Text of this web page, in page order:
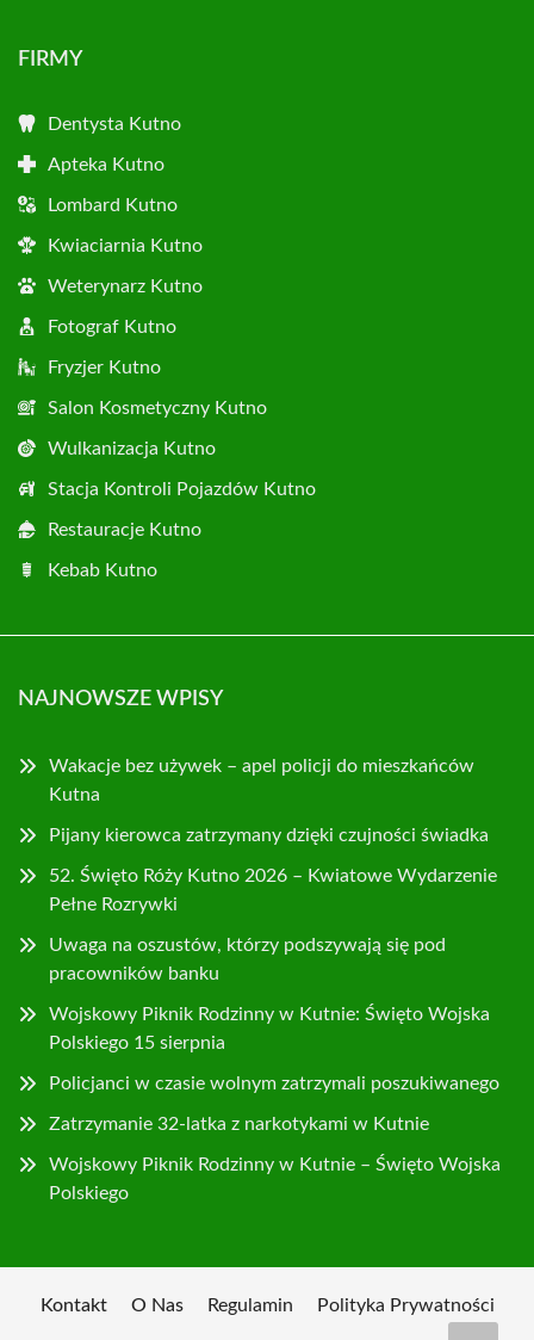
FIRMY
Dentysta Kutno
Apteka Kutno
Lombard Kutno
Kwiaciarnia Kutno
Weterynarz Kutno
Fotograf Kutno
Fryzjer Kutno
Salon Kosmetyczny Kutno
Wulkanizacja Kutno
Stacja Kontroli Pojazdów Kutno
Restauracje Kutno
Kebab Kutno
NAJNOWSZE WPISY
Wakacje bez używek – apel policji do mieszkańców
Kutna
Pijany kierowca zatrzymany dzięki czujności świadka
52. Święto Róży Kutno 2026 – Kwiatowe Wydarzenie
Pełne Rozrywki
Uwaga na oszustów, którzy podszywają się pod
pracowników banku
Wojskowy Piknik Rodzinny w Kutnie: Święto Wojska
Polskiego 15 sierpnia
Policjanci w czasie wolnym zatrzymali poszukiwanego
Zatrzymanie 32-latka z narkotykami w Kutnie
Wojskowy Piknik Rodzinny w Kutnie – Święto Wojska
Polskiego
Kontakt O Nas Regulamin Polityka Prywatności